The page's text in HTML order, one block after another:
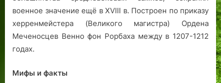
военное значение ещё в XVIII в. Построен по приказу
херренмейстера (Великого магистра) Ордена
Меченосцев Венно фон Рорбаха между в 1207-1212
годах.
Мифы и факты